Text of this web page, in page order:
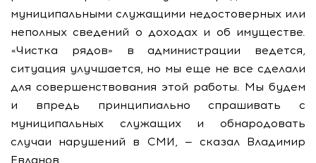
муниципальными служащими недостоверных или
неполных сведений о доходах и об имуществе.
«Чистка рядов» в администрации ведется,
ситуация улучшается, но мы еще не все сделали
для совершенствования этой работы. Мы будем
и впредь принципиально спрашивать с
муниципальных служащих и обнародовать
случаи нарушений в СМИ, — сказал Владимир
Евланов.